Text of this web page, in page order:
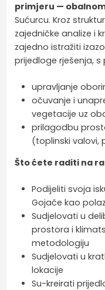
primjeru —
Sućurcu. Kroz
zajedničke analize i
zajedno istražiti
prijedloge rješenja,
upravljanje
očuvanje i
vegetacije uz
prilagodbu
(toplinski valovi,
Što ćete raditi na
Podijeliti svoja
Gojače kao
Sudjelovati u
prostora i
metodologiju
Sudjelovati u
lokacije
Su-kreirati